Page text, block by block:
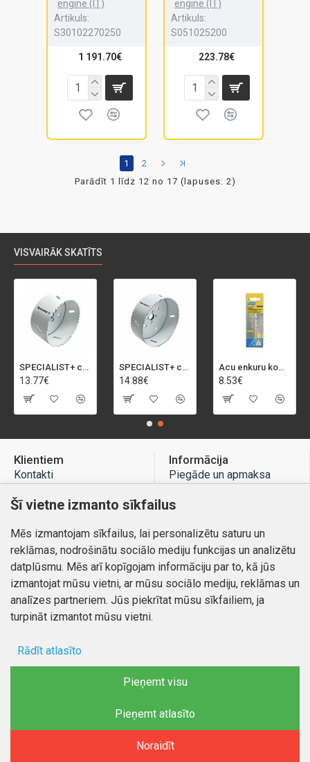
engine (IT)
Artikuls:
S30102270250
1 191.70€
engine (IT)
Artikuls:
S051025200
223.78€
1
2
Parādīt 1 līdz 12 no 17 (lapuses: 2)
VISVAIRĀK SKATĪTS
SPECIALIST+ caurumu zāģis BI-METAL, 92 mm
13.77€
SPECIALIST+ caurumu zāģis BI-METAL, 98 mm
14.88€
Acu enkuru komplekts, 3-13 mm, Rapid, 12 gab.
8.53€
Klientiem
Kontakti
Preču atgriešana
Mans profils
Pasūtījumi
Informācija
Piegāde un apmaksa
Atteikuma tiesības
Kontakti
aizsargātas
Šī vietne izmanto sīkfailus
Mēs izmantojam sīkfailus, lai personalizētu saturu un
reklāmas, nodrošinātu sociālo mediju funkcijas un analizētu
datplūsmu. Mēs arī kopīgojam informāciju par to, kā jūs
izmantojat mūsu vietni, ar mūsu sociālo mediju, reklāmas un
analīzes partneriem. Jūs piekrītat mūsu sīkfailiem, ja
turpināt izmantot mūsu vietni.
Rādīt atlasīto
Pieņemt visu
Pieņemt atlasīto
Noraidīt